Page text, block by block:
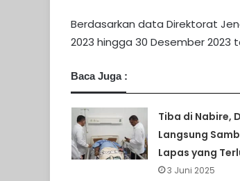
Berdasarkan data Direktorat
2023 hingga 30 Desember
Baca Juga :
Tiba di Nabire,
Langsung
Lapas yang
3 Juni 2025